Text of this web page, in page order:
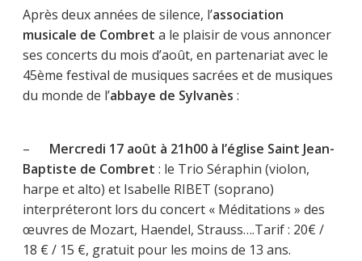
Après deux années de silence, l’association
musicale de Combret a le plaisir de vous annoncer
ses concerts du mois d’août, en partenariat avec le
45ème festival de musiques sacrées et de musiques
du monde de l’abbaye de Sylvanès :
– Mercredi 17 août à 21h00 à l’église Saint Jean-
Baptiste de Combret : le Trio Séraphin (violon,
harpe et alto) et Isabelle RIBET (soprano)
interpréteront lors du concert « Méditations » des
œuvres de Mozart, Haendel, Strauss….Tarif : 20€ /
18 € / 15 €, gratuit pour les moins de 13 ans.